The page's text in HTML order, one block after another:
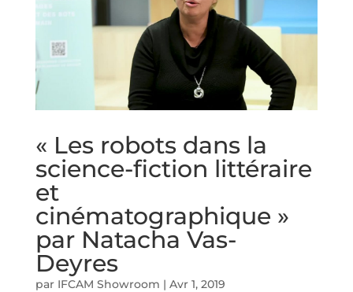
« Les robots dans la
science-fiction littéraire
et
cinématographique »
par Natacha Vas-
Deyres
par IFCAM Showroom | Avr 1, 2019